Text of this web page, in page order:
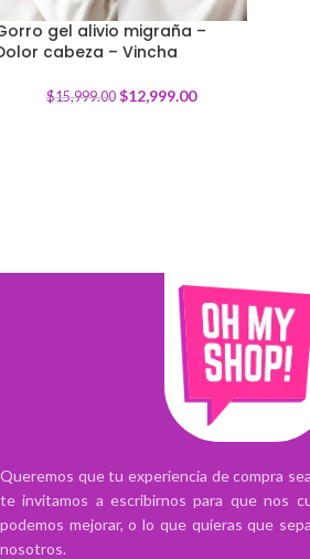
-19%
gel alivio migraña –
cabeza – Vincha
$15,999.00 $12,999.00
Queremos que tu experiencia de compra
te invitamos a escribirnos para que nos
podemos mejorar, o lo que quieras que
nosotros.